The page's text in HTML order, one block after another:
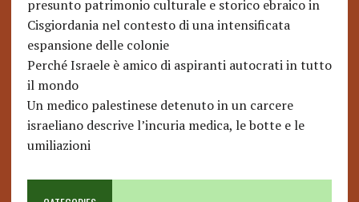
presunto patrimonio culturale e storico ebraico in
Cisgiordania nel contesto di una intensificata
espansione delle colonie
Perché Israele è amico di aspiranti autocrati in tutto
il mondo
Un medico palestinese detenuto in un carcere
israeliano descrive l’incuria medica, le botte e le
umiliazioni